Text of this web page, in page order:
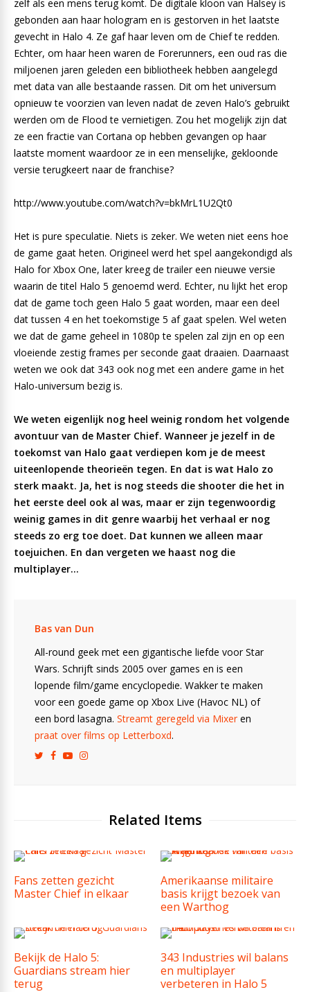
zelf als een mens terug komt. De digitale kloon van Halsey is
gebonden aan haar hologram en is gestorven in het laatste
gevecht in Halo 4. Ze gaf haar leven om de Chief te redden.
Echter, om haar heen waren de Forerunners, een oud ras die
miljoenen jaren geleden een bibliotheek hebben aangelegd
met data van alle bestaande rassen. Dit om het universum
opnieuw te voorzien van leven nadat de zeven Halo’s gebruikt
werden om de Flood te vernietigen. Zou het mogelijk zijn dat
ze een fractie van Cortana op hebben gevangen op haar
laatste moment waardoor ze in een menselijke, gekloonde
versie terugkeert naar de franchise?
http://www.youtube.com/watch?v=bkMrL1U2Qt0
Het is pure speculatie. Niets is zeker. We weten niet eens hoe
de game gaat heten. Origineel werd het spel aangekondigd als
Halo for Xbox One, later kreeg de trailer een nieuwe versie
waarin de titel Halo 5 genoemd werd. Echter, nu lijkt het erop
dat de game toch geen Halo 5 gaat worden, maar een deel
dat tussen 4 en het toekomstige 5 af gaat spelen. Wel weten
we dat de game geheel in 1080p te spelen zal zijn en op een
vloeiende zestig frames per seconde gaat draaien. Daarnaast
weten we ook dat 343 ook nog met een andere game in het
Halo-universum bezig is.
We weten eigenlijk nog heel weinig rondom het volgende
avontuur van de Master Chief. Wanneer je jezelf in de
toekomst van Halo gaat verdiepen kom je de meest
uiteenlopende theorieën tegen. En dat is wat Halo zo
sterk maakt. Ja, het is nog steeds die shooter die het in
het eerste deel ook al was, maar er zijn tegenwoordig
weinig games in dit genre waarbij het verhaal er nog
steeds zo erg toe doet. Dat kunnen we alleen maar
toejuichen. En dan vergeten we haast nog die
multiplayer…
Bas van Dun
All-round geek met een gigantische liefde voor Star
Wars. Schrijft sinds 2005 over games en is een
lopende film/game encyclopedie. Wakker te maken
voor een goede game op Xbox Live (Havoc NL) of
een bord lasagna. Streamt geregeld via Mixeren
praat over films op Letterboxd.
Related Items
Fans zetten gezicht
Master Chief in elkaar
Amerikaanse militaire
basis krijgt bezoek van
een Warthog
Bekijk de Halo 5:
Guardians stream hier
terug
343 Industries wil balans
en multiplayer
verbeteren in Halo 5